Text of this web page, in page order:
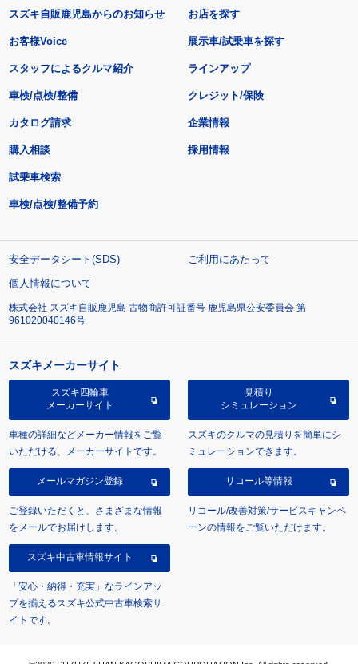
スズキ自販鹿児島からのお知らせ
お客様Voice
スタッフによるクルマ紹介
お店を探す
展示車/試乗車を探す
ラインアップ
車検/点検/整備 クレジット/保険
カタログ請求
購入相談
試乗車検索
車検/点検/整備予約
企業情報
採用情報
安全データシート(SDS)
ご利用にあたって
個人情報について
株式会社 スズキ自販鹿児島 古物商許可証番号 鹿児島県公安委員会 第
961020040146号
スズキメーカーサイト
スズキ四輪車
メーカーサイト
車種の詳細などメーカー情報をご覧
いただける、メーカーサイトです。
見積り
シミュレーション
スズキのクルマの見積りを簡単にシ
ミュレーションできます。
メールマガジン登録
ご登録いただくと、さまざまな情報
をメールでお届けします。
リコール等情報
リコール/改善対策/サービスキャンペ
ーンの情報をご覧いただけます。
スズキ中古車情報サイト
「安心・納得・充実」なラインアッ
プを揃えるスズキ公式中古車検索サ
イトです。